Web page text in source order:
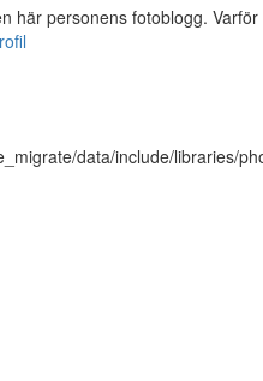
här personens fotoblogg. Varför
data/include/libraries/